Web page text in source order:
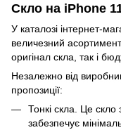
Скло на iPhone
У каталозі інтернет-
величезний
оригінал скла, так і
Незалежно від
пропозиції:
Тонкі скла. Це
забезпечує